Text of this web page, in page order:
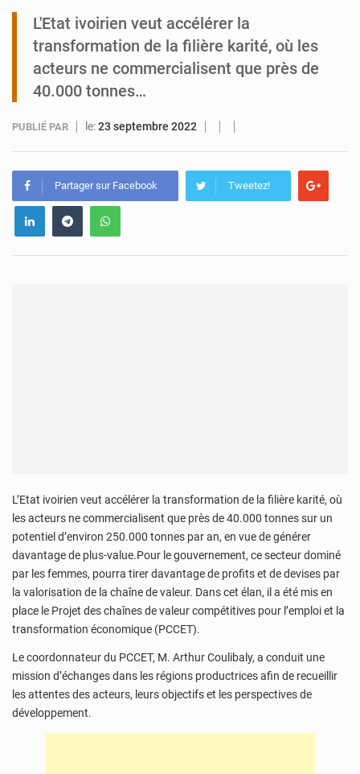
L'Etat ivoirien veut accélérer la
transformation de la filière karité, où les
acteurs ne commercialisent que près de
40.000 tonnes…
PUBLIÉ PAR le:23 septembre 2022
Partager sur Facebook Tweetez!
L’Etat ivoirien veut accélérer la transformation de la filière karité, où
les acteurs ne commercialisent que près de 40.000 tonnes sur un
potentiel d’environ 250.000 tonnes par an, en vue de générer
davantage de plus-value.Pour le gouvernement, ce secteur dominé
par les femmes, pourra tirer davantage de profits et de devises par
la valorisation de la chaîne de valeur. Dans cet élan, il a été mis en
place le Projet des chaînes de valeur compétitives pour l’emploi et la
transformation économique (PCCET).
Le coordonnateur du PCCET, M. Arthur Coulibaly, a conduit une
mission d’échanges dans les régions productrices afin de recueillir
les attentes des acteurs, leurs objectifs et les perspectives de
développement.